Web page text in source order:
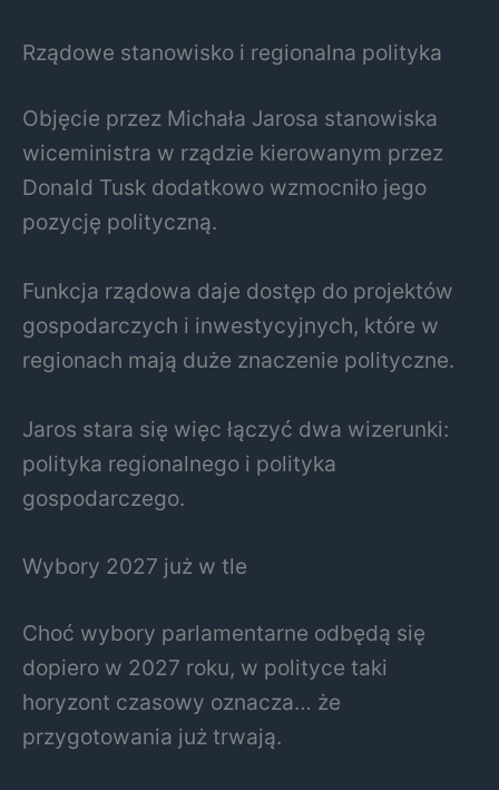
Rządowe stanowisko i regionalna polityka
Objęcie przez Michała Jarosa stanowiska
wiceministra w rządzie kierowanym przez
Donald Tusk dodatkowo wzmocniło jego
pozycję polityczną.
Funkcja rządowa daje dostęp do projektów
gospodarczych i inwestycyjnych, które w
regionach mają duże znaczenie polityczne.
Jaros stara się więc łączyć dwa wizerunki:
polityka regionalnego i polityka
gospodarczego.
Wybory 2027 już w tle
Choć wybory parlamentarne odbędą się
dopiero w 2027 roku, w polityce taki
horyzont czasowy oznacza… że
przygotowania już trwają.